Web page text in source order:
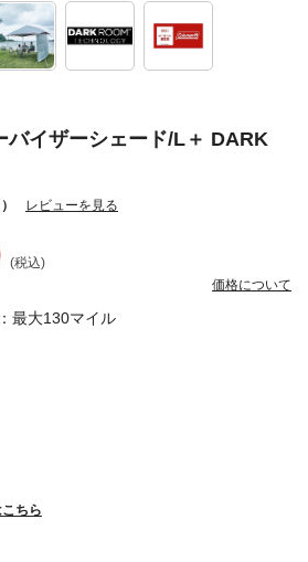
最大130マイル
バイザーシェード/L＋ DARK
レビューを見る
(税込)
価格について
ちら